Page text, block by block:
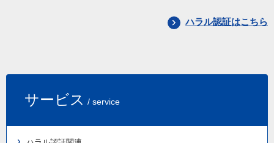
ハラル認証はこちら
サービス / service